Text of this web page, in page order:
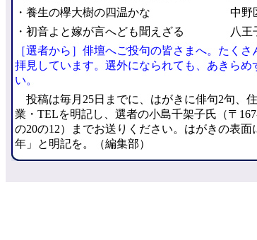
・養生の欅大樹の四温かな
中
・初音よと嫁が言へども聞えざる
八
［選者から］俳壇へご投句の皆さまへ。たくさ
拝見しています。選外になられても、あきらめ
い。
投稿は毎月25日までに、はがきに俳句2句、
業・TELを明記し、選者の小島千架子氏（〒
の20の12）までお送りください。はがきの表面
年」と明記を。（編集部）